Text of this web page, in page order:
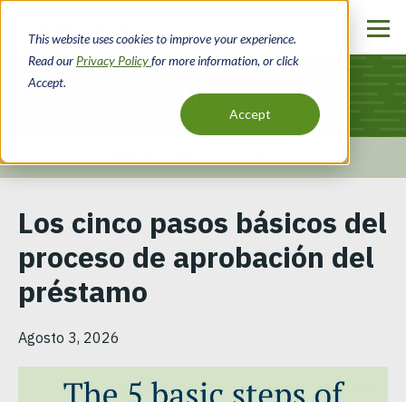
This website uses cookies to improve your experience.
Read our Privacy Policyfor more information, or click
Accept.
Accept
contenido
principal
Blog
de
navegación
Los cinco pasos básicos del
proceso de aprobación del
préstamo
Agosto 3, 2026